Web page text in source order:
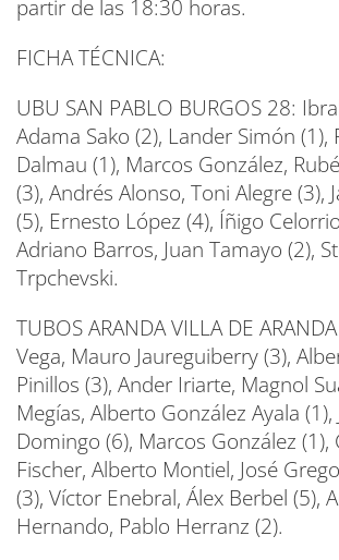
partir de las 18:30 horas.
FICHA TÉCNICA:
UBU SAN PABLO BURGOS 28:
Adama Sako (2), Lander Simón (1),
Dalmau (1), Marcos González,
(3), Andrés Alonso, Toni Alegre (3),
(5), Ernesto López (4), Íñigo
Adriano Barros, Juan Tamayo (2),
Trpchevski.
TUBOS ARANDA VILLA DE
Vega, Mauro Jaureguiberry (3),
Pinillos (3), Ander Iriarte, Magnol
Megías, Alberto González Ayala (1),
Domingo (6), Marcos González (1),
Fischer, Alberto Montiel, José
(3), Víctor Enebral, Álex Berbel (5),
Hernando, Pablo Herranz (2).